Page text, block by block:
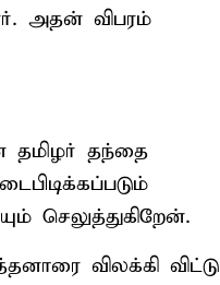
அதன் விபரம்
தமிழர் தந்தை
செலுத்துகிறேன்.
விலக்கி விட்டு